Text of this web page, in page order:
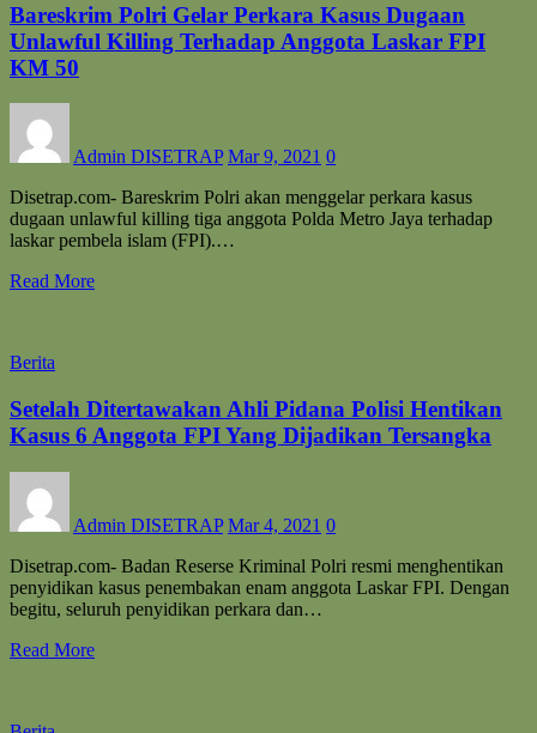
Bareskrim Polri Gelar Perkara Kasus Dugaan
Unlawful Killing Terhadap Anggota Laskar FPI
KM 50
Admin DISETRAP Mar 9, 2021 0
Disetrap.com- Bareskrim Polri akan menggelar perkara kasus
dugaan unlawful killing tiga anggota Polda Metro Jaya terhadap
laskar pembela islam (FPI).…
Read More
Berita
Setelah Ditertawakan Ahli Pidana Polisi Hentikan
Kasus 6 Anggota FPI Yang Dijadikan Tersangka
Admin DISETRAP Mar 4, 2021 0
Disetrap.com- Badan Reserse Kriminal Polri resmi menghentikan
penyidikan kasus penembakan enam anggota Laskar FPI. Dengan
begitu, seluruh penyidikan perkara dan…
Read More